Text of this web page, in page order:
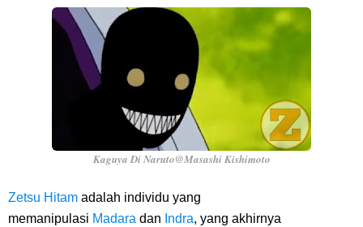
Kaguya Di Naruto@Masashi Kishimoto
Zetsu Hitam adalah individu yang
memanipulasi Madara dan Indra, yang akhirnya